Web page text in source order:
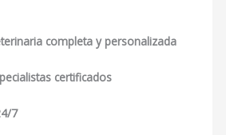
completa y personalizada
certificados
7